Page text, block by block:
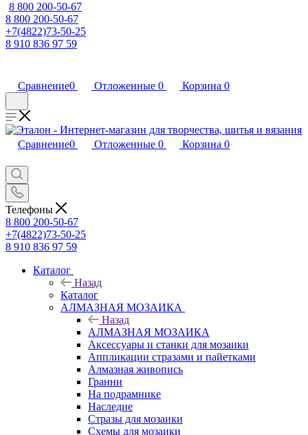
8 800 200-50-67
8 800 200-50-67
+7(4822)73-50-25
8 910 836 97 59
Сравнение0 Отложенные 0 Корзина 0
Сравнение0 Отложенные 0 Корзина 0
Телефоны
8 800 200-50-67
+7(4822)73-50-25
8 910 836 97 59
Каталог
Назад
Каталог
АЛМАЗНАЯ МОЗАИКА
Назад
АЛМАЗНАЯ МОЗАИКА
Аксессуары и станки для мозаики
Аппликации стразами и пайетками
Алмазная живопись
Гранни
На подрамнике
Наследие
Стразы для мозаики
Схемы для мозаики